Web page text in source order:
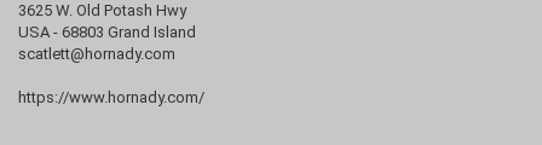
3625 W. Old Potash Hwy
USA - 68803 Grand Island
scatlett@hornady.com
https://www.hornady.com/